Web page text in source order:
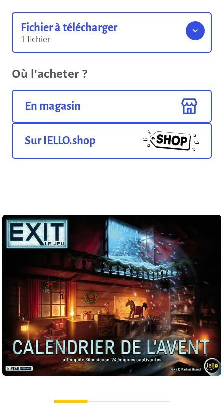
Fichier à télécharger
1 fichier
SPOILER - Plan de répartition
des cases
Où l'acheter ?
En magasin
Sur IELLO.shop